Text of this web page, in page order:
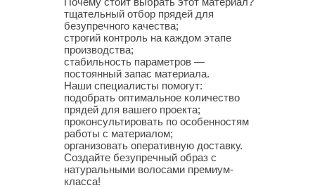
тщательный отбор прядей для
безупречного качества;
строгий контроль на каждом этапе
производства;
стабильность параметров —
постоянный запас материала.
Наши специалисты помогут:
подобрать оптимальное количество
прядей для вашего проекта;
проконсультировать по особенностям
работы с материалом;
организовать оперативную доставку.
Создайте безупречный образ с
натуральными волосами премиум-
класса!